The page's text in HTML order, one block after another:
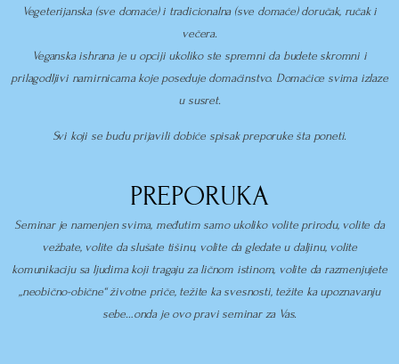
Vegeterijanska (sve domaće) i tradicionalna (sve domaće) doručak, ručak i
večera.
Veganska ishrana je u opciji ukoliko ste spremni da budete skromni i
prilagodljivi namirnicama koje poseduje domaćinstvo. Domaćice svima izlaze
u susret.
Svi koji se budu prijavili dobiće spisak preporuke šta poneti.
PREPORUKA
Seminar je namenjen svima, međutim samo ukoliko volite prirodu, volite da
vežbate, volite da slušate tišinu, volite da gledate u daljinu, volite
komunikaciju sa ljudima koji tragaju za ličnom istinom, volite da razmenjujete
„neobično-obične“ životne priče, težite ka svesnosti, težite ka upoznavanju
sebe…onda je ovo pravi seminar za Vas.